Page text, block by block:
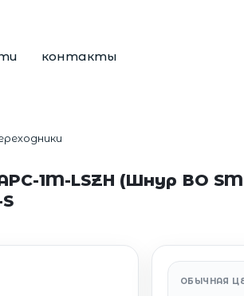
контакты
1M-LSZH (Шнур ВО SM
ОБЫЧНАЯ